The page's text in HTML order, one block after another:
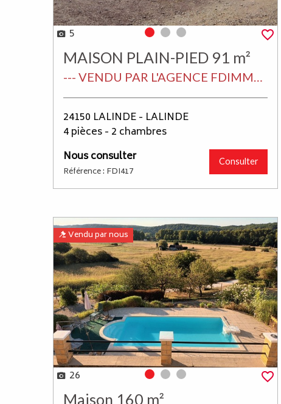
5 Photo 0
Photo 1Photo 2
MAISON PLAIN-PIED 91 m²
--- VENDU PAR L'AGENCE FDIMMO LALINDE EN PERIGORD ---
24150 LALINDE - LALINDE
4 pièces - 2 chambres
Nous consulter
Référence : FDI417
Consulter
Vendu par nous
26 Photo 0
Photo 1Photo 2
Maison 160 m²